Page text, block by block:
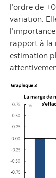
l’ordre de
variation.
rapport à la
estimation